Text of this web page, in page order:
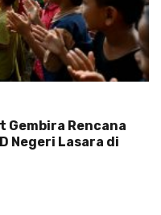
Gembira Rencana
Negeri Lasara di